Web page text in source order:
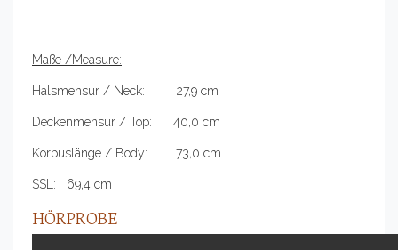
Maße /Measure:
Halsmensur / Neck: 27,9 cm
Deckenmensur / Top: 40,0 cm
Korpuslänge / Body: 73,0 cm
SSL: 69,4 cm
HÖRPROBE